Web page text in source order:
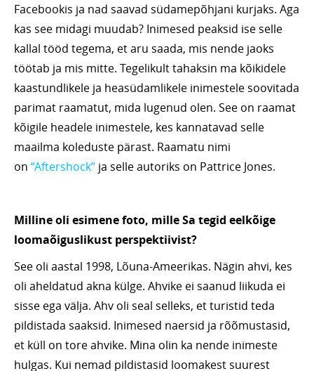
Facebookis ja nad saavad südamepõhjani kurjaks. Aga
kas see midagi muudab? Inimesed peaksid ise selle
kallal tööd tegema, et aru saada, mis nende jaoks
töötab ja mis mitte. Tegelikult tahaksin ma kõikidele
kaastundlikele ja heasüdamlikele inimestele soovitada
parimat raamatut, mida lugenud olen. See on raamat
kõigile headele inimestele, kes kannatavad selle
maailma koleduste pärast. Raamatu nimi
on “Aftershock” ja selle autoriks on Pattrice Jones.
Milline oli esimene foto, mille Sa tegid eelkõige
loomaõiguslikust perspektiivist?
See oli aastal 1998, Lõuna-Ameerikas. Nägin ahvi, kes
oli aheldatud akna külge. Ahvike ei saanud liikuda ei
sisse ega välja. Ahv oli seal selleks, et turistid teda
pildistada saaksid. Inimesed naersid ja rõõmustasid,
et küll on tore ahvike. Mina olin ka nende inimeste
hulgas. Kui nemad pildistasid loomakest suurest